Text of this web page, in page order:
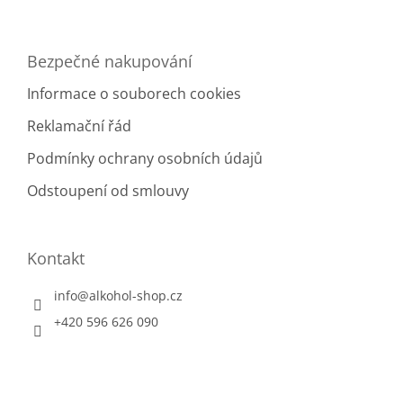
Bezpečné nakupování
Informace o souborech cookies
Reklamační řád
Podmínky ochrany osobních údajů
Odstoupení od smlouvy
Kontakt
info@alkohol-shop.cz
+420 596 626 090